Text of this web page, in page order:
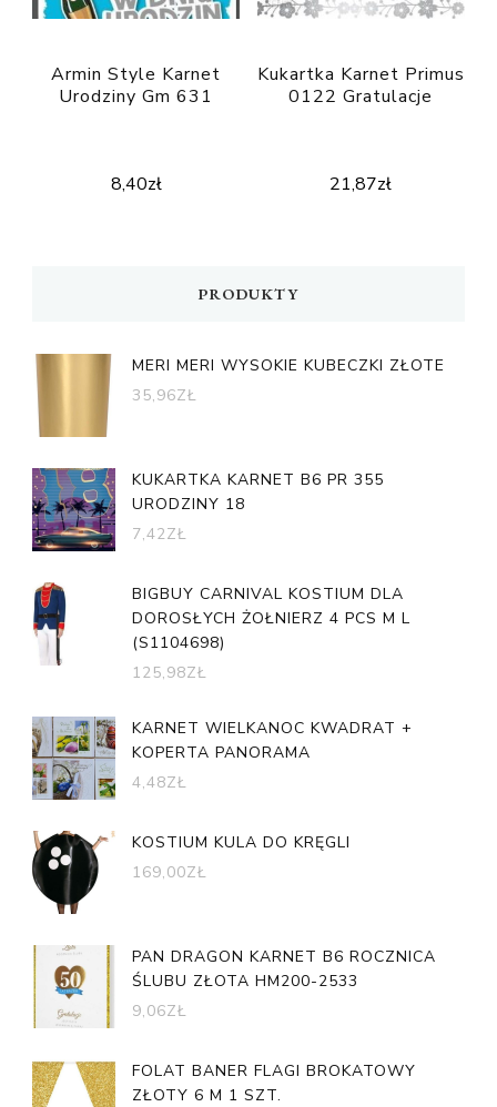
Armin Style Karnet
Urodziny Gm 631
8,40zł
Kukartka Karnet Primus
0122 Gratulacje
21,87zł
PRODUKTY
MERI MERI WYSOKIE KUBECZKI ZŁOTE
35,96ZŁ
KUKARTKA KARNET B6 PR 355
URODZINY 18
7,42ZŁ
BIGBUY CARNIVAL KOSTIUM DLA
DOROSŁYCH ŻOŁNIERZ 4 PCS M L
(S1104698)
125,98ZŁ
KARNET WIELKANOC KWADRAT +
KOPERTA PANORAMA
4,48ZŁ
KOSTIUM KULA DO KRĘGLI
169,00ZŁ
PAN DRAGON KARNET B6 ROCZNICA
ŚLUBU ZŁOTA HM200-2533
9,06ZŁ
FOLAT BANER FLAGI BROKATOWY
ZŁOTY 6 M 1 SZT.